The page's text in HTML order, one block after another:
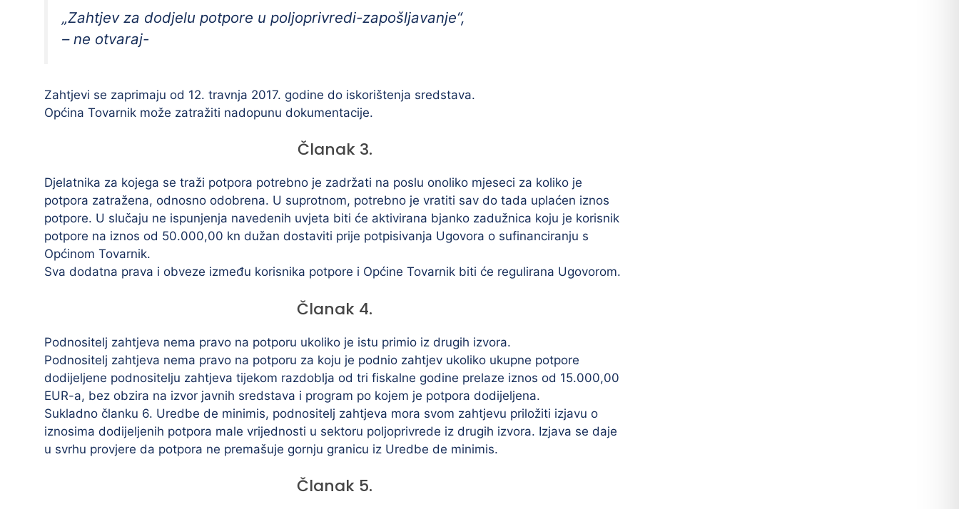
„Zahtjev za dodjelu potpore u poljoprivredi-zapošljavanje“,
– ne otvaraj-
Zahtjevi se zaprimaju od 12. travnja 2017. godine do iskorištenja sredstava.
Općina Tovarnik može zatražiti nadopunu dokumentacije.
Članak 3.
Djelatnika za kojega se traži potpora potrebno je zadržati na poslu onoliko mjeseci za koliko je
potpora zatražena, odnosno odobrena. U suprotnom, potrebno je vratiti sav do tada uplaćen iznos
potpore. U slučaju ne ispunjenja navedenih uvjeta biti će aktivirana bjanko zadužnica koju je korisnik
potpore na iznos od 50.000,00 kn dužan dostaviti prije potpisivanja Ugovora o sufinanciranju s
Općinom Tovarnik.
Sva dodatna prava i obveze između korisnika potpore i Općine Tovarnik biti će regulirana Ugovorom.
Članak 4.
Podnositelj zahtjeva nema pravo na potporu ukoliko je istu primio iz drugih izvora.
Podnositelj zahtjeva nema pravo na potporu za koju je podnio zahtjev ukoliko ukupne potpore
dodijeljene podnositelju zahtjeva tijekom razdoblja od tri fiskalne godine prelaze iznos od 15.000,00
EUR-a, bez obzira na izvor javnih sredstava i program po kojem je potpora dodijeljena.
Sukladno članku 6. Uredbe de minimis, podnositelj zahtjeva mora svom zahtjevu priložiti izjavu o
iznosima dodijeljenih potpora male vrijednosti u sektoru poljoprivrede iz drugih izvora. Izjava se daje
u svrhu provjere da potpora ne premašuje gornju granicu iz Uredbe de minimis.
Članak 5.